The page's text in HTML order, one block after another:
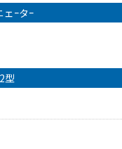
ェｰタｰ
型